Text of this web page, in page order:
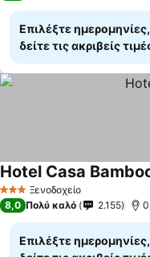
Επιλέξτε
δείτε τις ακριβείς
3 ΑστέριαΞενοδοχείο
Hotel Casa
8,0 Πολύ καλό 2.155
Επιλέξτε